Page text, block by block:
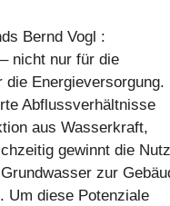
Bernd Vogl :
nicht nur für die
Energieversorgung.
Abflussverhältnisse
aus Wasserkraft,
gewinnt die
zur
Um diese Potenziale